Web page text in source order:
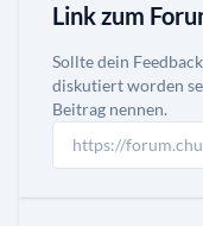
Link zum
Sollte dein
diskutiert worden
Beitrag nennen.